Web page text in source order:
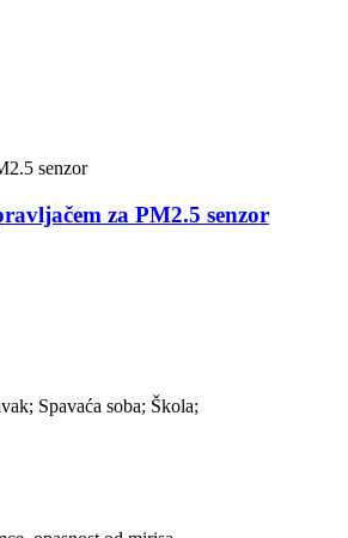
za PM2.5 senzor
Spavaća soba; Škola;